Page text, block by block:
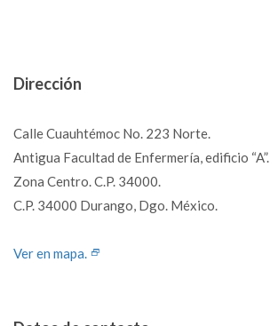
Dirección
Calle Cuauhtémoc No. 223 Norte.
Antigua Facultad de Enfermería, edificio “A”.
Zona Centro. C.P. 34000.
C.P. 34000 Durango, Dgo. México.
Ver en mapa.